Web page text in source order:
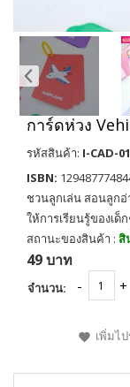
การ์ดห่วง
รหัสสินค้า: I-CAD-
ISBN:
ชวนลูกเล่น สอนลูก
ให้การเรียนรู้ของเ
สถานะของสินค้า : สิ
49 บาท
จำนวน:
เพิ่มไ